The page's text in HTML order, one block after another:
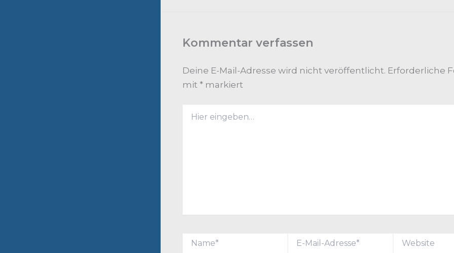
Kommentar verfassen
Deine E-Mail-Adresse wird nicht veröffentlicht. Erforderliche
mit *markiert
eingeben…
Name*
Mail-
Website